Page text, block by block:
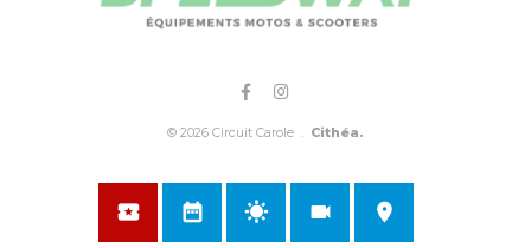
© 2026 Circuit Carole . Cithéa.